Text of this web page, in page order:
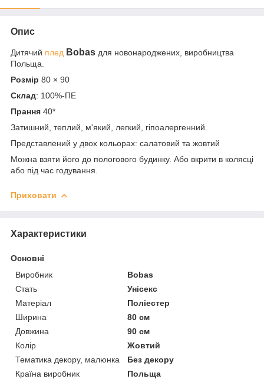
Опис
Дитячий плед Bobas для новонароджених, виробництва
Польща.
Розмір 80 × 90
Склад: 100%-ПЕ
Прання 40*
Затишний, теплий, м'який, легкий, гіпоалергенний.
Представлений у двох кольорах: салатовий та жовтий
Можна взяти його до пологового будинку. Або вкрити в колясці
або під час годування.
Приховати
Характеристики
Основні
Виробник
Bobas
Стать
Унісекс
Матеріал
Поліестер
Ширина
80 см
Довжина
90 см
Колір
Жовтий
Тематика декору, малюнка
Без декору
Країна виробник
Польща